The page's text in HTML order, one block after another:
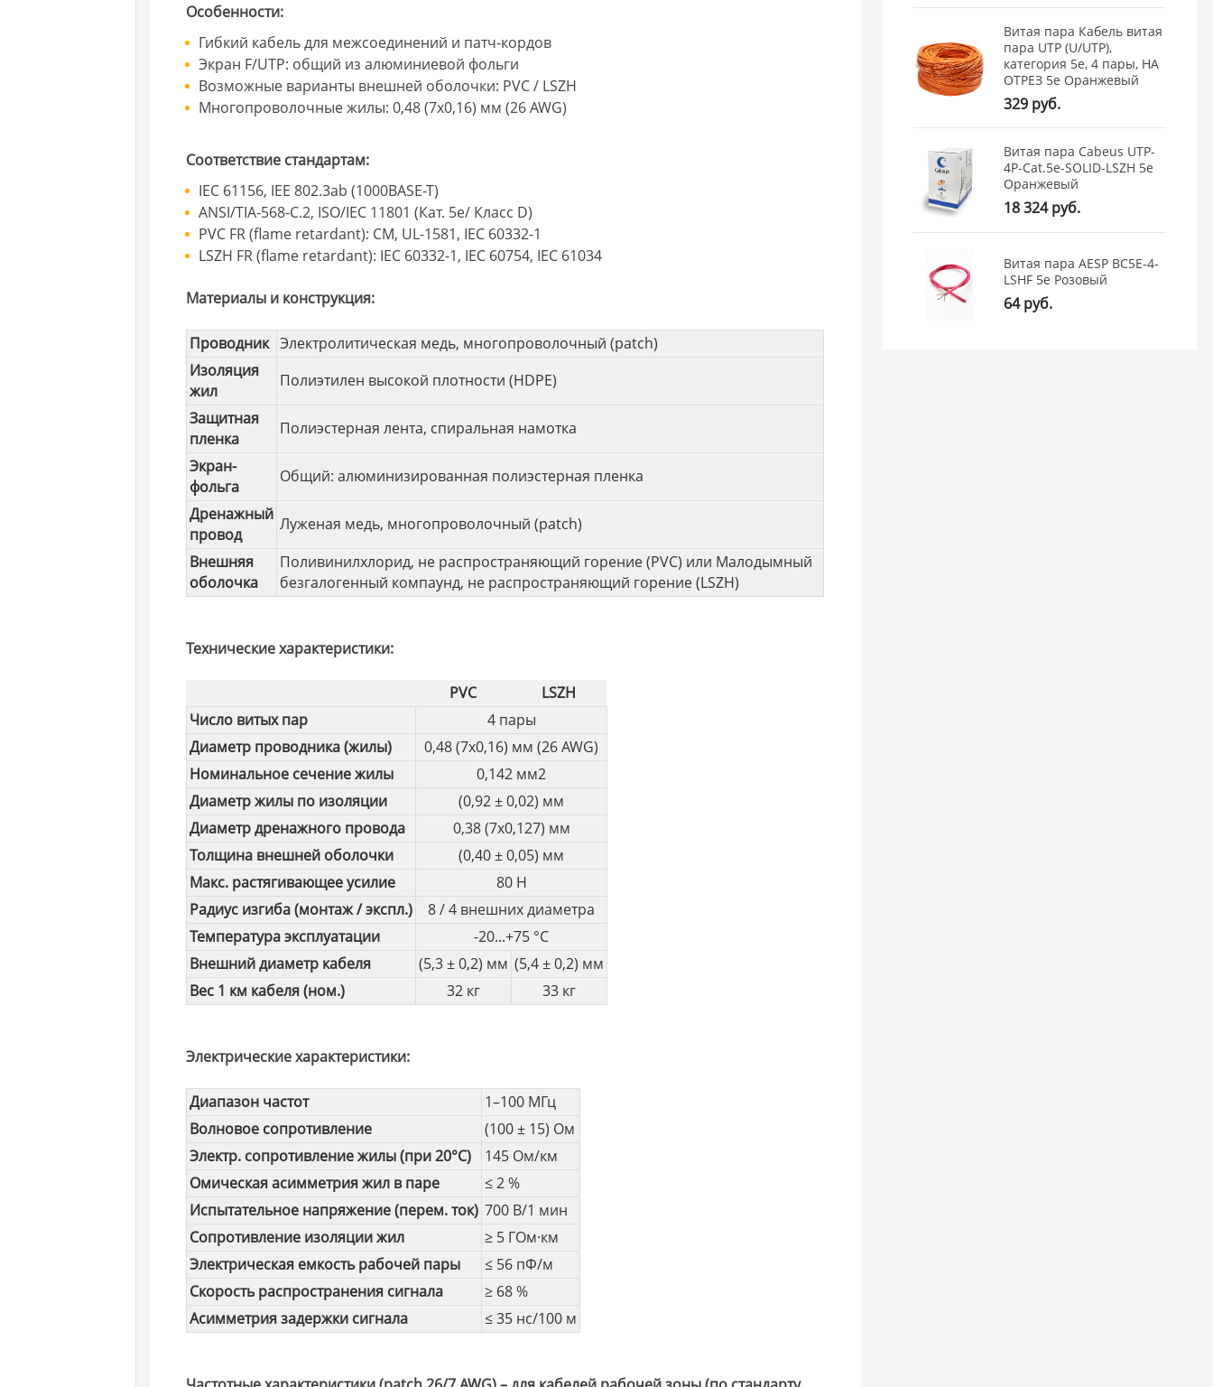
Особенности:
Гибкий кабель для межсоединений и патч-кордов
Экран F/UTP: общий из алюминиевой фольги
Возможные варианты внешней оболочки: PVC / LSZH
Многопроволочные жилы: 0,48 (7х0,16) мм (26 AWG)
Соответствие стандартам:
IEC 61156, IEE 802.3ab (1000BASE-T)
ANSI/TIA-568-C.2, ISO/IEC 11801 (Кат. 5e/ Класс D)
PVC FR (flame retardant): CM, UL-1581, IEC 60332-1
LSZH FR (flame retardant): IEC 60332-1, IEC 60754, IEC 61034
Материалы и конструкция:
Проводник Электролитическая медь, многопроволочный (patch)
Изоляция
жил
Полиэтилен высокой плотности (HDPE)
Защитная
пленка
Полиэстерная лента, спиральная намотка
Экран-
фольга
Общий: алюминизированная полиэстерная пленка
Дренажный
провод
Луженая медь, многопроволочный (patch)
Внешняя
оболочка
Поливинилхлорид, не распространяющий горение (PVC) или Малодымный
безгалогенный компаунд, не распространяющий горение (LSZH)
Технические характеристики:
PVC
LSZH
Число витых пар
4 пары
Диаметр проводника (жилы)
0,48 (7х0,16) мм (26 AWG)
Номинальное сечение жилы
0,142 мм2
Диаметр жилы по изоляции
(0,92 ± 0,02) мм
Диаметр дренажного провода
0,38 (7х0,127) мм
Толщина внешней оболочки
(0,40 ± 0,05) мм
Макс. растягивающее усилие
80 Н
Радиус изгиба (монтаж / экспл.)
8 / 4 внешних диаметра
Температура эксплуатации
-20...+75 °С
Внешний диаметр кабеля
(5,3 ± 0,2) мм (5,4 ± 0,2) мм
Вес 1 км кабеля (ном.)
32 кг 33 кг
Электрические характеристики:
Диапазон частот
1–100 МГц
Волновое сопротивление
(100 ± 15) Ом
Электр. сопротивление жилы (при 20°С)
145 Ом/км
Омическая асимметрия жил в паре
≤ 2 %
Испытательное напряжение (перем. ток) 700 В/1 мин
Сопротивление изоляции жил
≥ 5 ГОм·км
Электрическая емкость рабочей пары
≤ 56 пФ/м
Скорость распространения сигнала
≥ 68 %
Асимметрия задержки сигнала
≤ 35 нс/100 м
Витая пара Кабель витая
пара UTP (U/UTP),
категория 5e, 4 пары, НА
ОТРЕЗ 5e Оранжевый
329 руб.
Витая пара Cabeus UTP-
4P-Cat.5e-SOLID-LSZH 5e
Оранжевый
18 324 руб.
Витая пара AESP BC5E-4-
LSHF 5e Розовый
64 руб.